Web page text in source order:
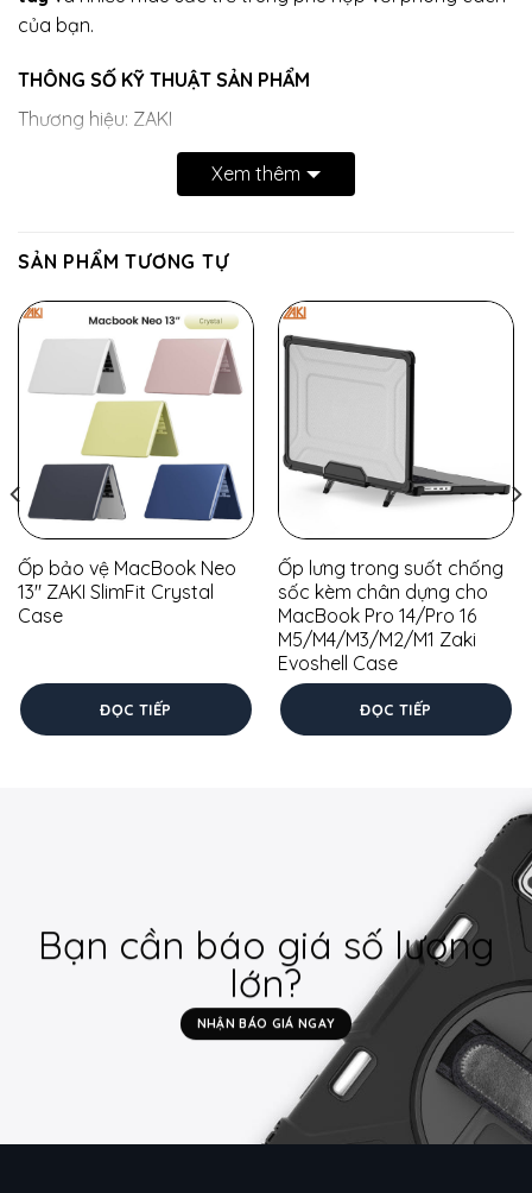
của bạn.
THÔNG SỐ KỸ THUẬT SẢN PHẨM
Thương hiệu: ZAKI
Dòng sản phẩm: SlimFit Matte Case
Đặc tính: Phủ nhám mờ (Matte finish), chống bám vân
tay
Tiện ích: Khe thoáng khí tản nhiệt, 4 đệm cao su chống
trượt ổn định thân máy.
Trọng lượng: 220 gram
Xem thêm
SẢN PHẨM TƯƠNG TỰ
Ốp bảo vệ MacBook Neo
13″ ZAKI SlimFit Crystal
Case
ĐỌC TIẾP
Ốp lưng trong suốt chống
sốc kèm chân dựng cho
MacBook Pro 14/Pro 16
M5/M4/M3/M2/M1 Zaki
Evoshell Case
ĐỌC TIẾP
Bạn cần báo giá số lượng
lớn?
NHẬN BÁO GIÁ NGAY